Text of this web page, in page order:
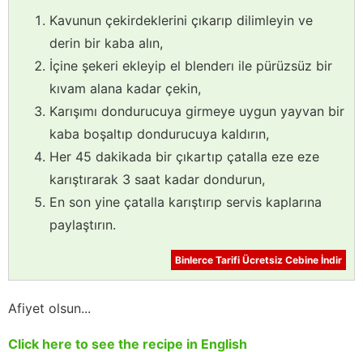
Kavunun çekirdeklerini çıkarıp dilimleyin ve
derin bir kaba alın,
İçine şekeri ekleyip el blenderı ile pürüzsüz bir
kıvam alana kadar çekin,
Karışımı dondurucuya girmeye uygun yayvan bir
kaba boşaltıp dondurucuya kaldırın,
Her 45 dakikada bir çıkartıp çatalla eze eze
karıştırarak 3 saat kadar dondurun,
En son yine çatalla karıştırıp servis kaplarına
paylaştırın.
Binlerce Tarifi Ücretsiz Cebine İndir
Afiyet olsun...
Click here to see the recipe in English